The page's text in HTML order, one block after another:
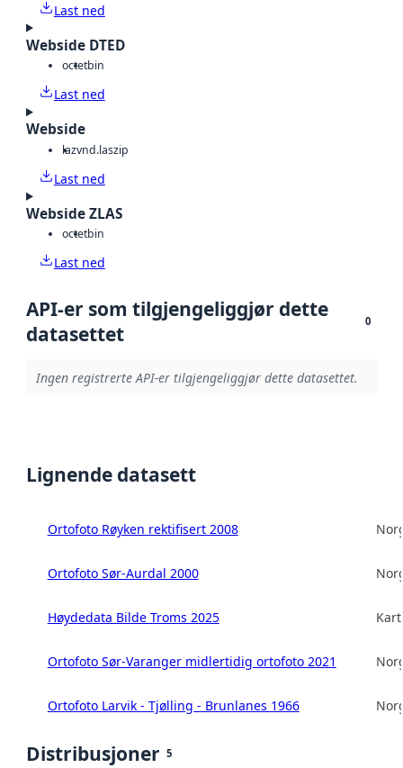
Last ned
Webside DTED
octetbin
Last ned
Webside
lazvnd.laszip
Last ned
Webside ZLAS
octetbin
Last ned
API-er som tilgjengeliggjør dette
datasettet
0
Ingen registrerte API-er tilgjengeliggjør dette datasettet.
Lignende datasett
Ortofoto Røyken rektifisert 2008
Ortofoto Sør-Aurdal 2000
Høydedata Bilde Troms 2025
Ortofoto Sør-Varanger midlertidig ortofoto 2021
Ortofoto Larvik - Tjølling - Brunlanes 1966
Distribusjoner 5